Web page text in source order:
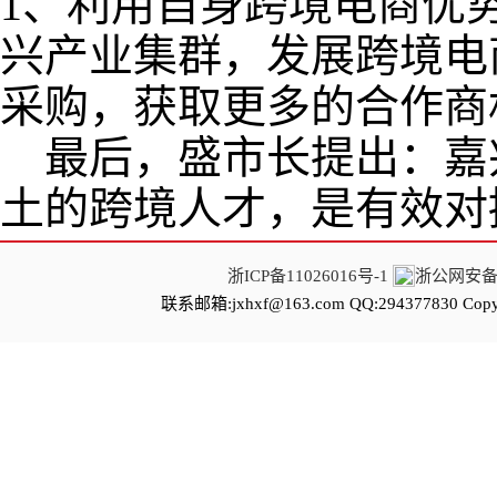
兴产业集群，发展跨境
采购，获取更多的合作
最后，盛市长提出：嘉
土的跨境人才，是有效
浙ICP备11026016号-1
浙公网安
联系邮箱:jxhxf@163.com QQ:294377830